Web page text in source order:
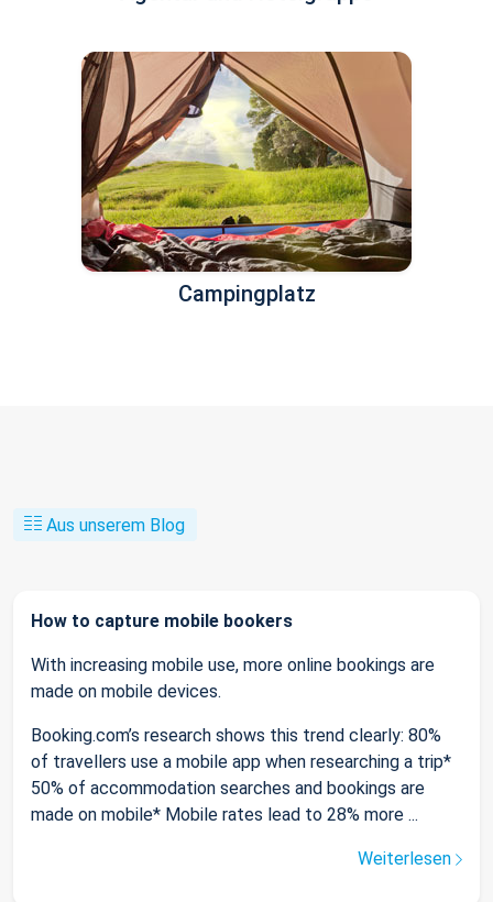
Campingplatz
Aus unserem Blog
How to capture mobile bookers
With increasing mobile use, more online bookings are
made on mobile devices.
Booking.com’s research shows this trend clearly: 80%
of travellers use a mobile app when researching a trip*
50% of accommodation searches and bookings are
made on mobile* Mobile rates lead to 28% more ...
Weiterlesen